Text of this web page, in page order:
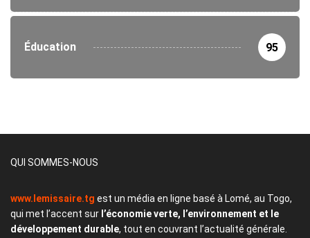
Éducation 95
QUI SOMMES-NOUS
www.lemissaire.tg est un média en ligne basé à Lomé, au Togo,
qui met l’accent sur l’économie verte, l’environnement et le
développement durable, tout en couvrant l’actualité générale.